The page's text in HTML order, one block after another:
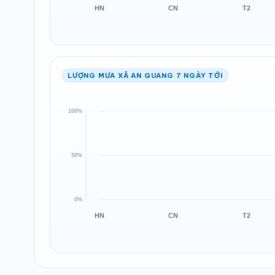
LƯỢNG MƯA XÃ AN QUANG 7 NGÀY TỚI